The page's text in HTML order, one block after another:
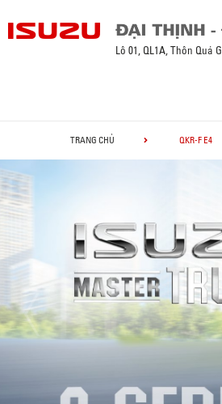
Lô 01, QL1A, Thôn Quá
TRANG CHỦ QKR-F E4